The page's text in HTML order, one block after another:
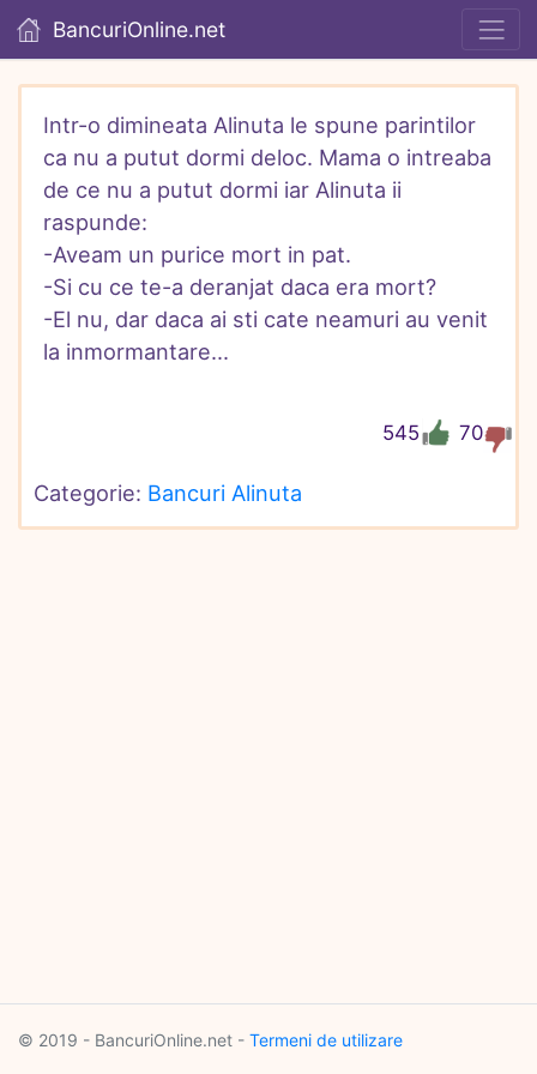
BancuriOnline.net
Intr-o dimineata Alinuta le spune parintilor
ca nu a putut dormi deloc. Mama o intreaba
de ce nu a putut dormi iar Alinuta ii
raspunde:
-Aveam un purice mort in pat.
-Si cu ce te-a deranjat daca era mort?
-El nu, dar daca ai sti cate neamuri au venit
la inmormantare...
70
545
Categorie: Bancuri Alinuta
© 2019 - BancuriOnline.net - Termeni de utilizare